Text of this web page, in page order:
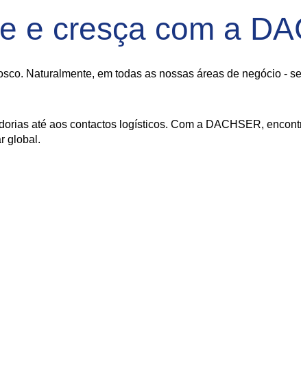
e cresça com a
Naturalmente, em todas as nossas áreas de negócio -
até aos contactos logísticos. Com a DACHSER,
global.